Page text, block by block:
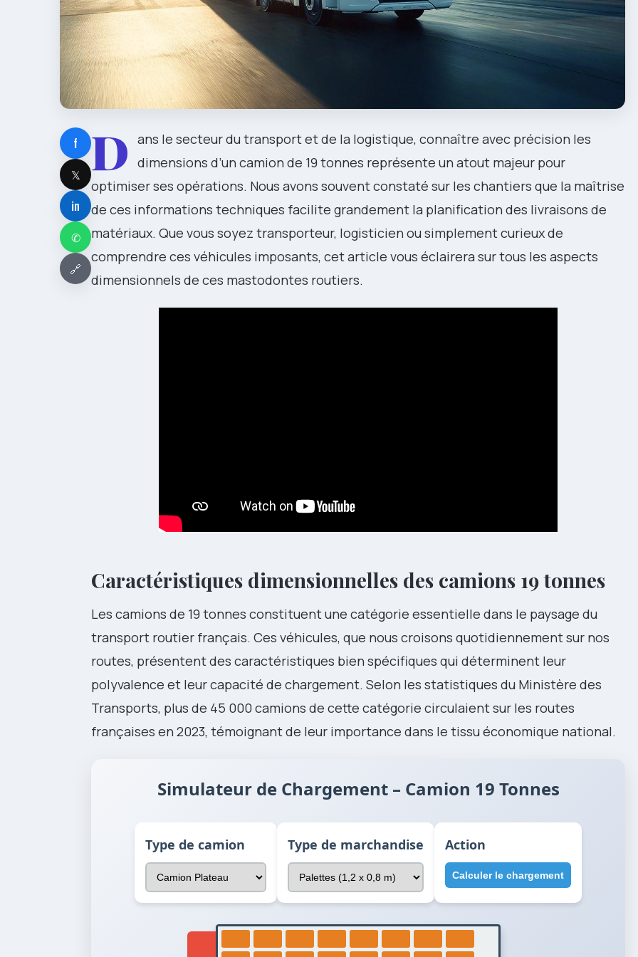
f
𝕏
in
✆
🔗
D ans le secteur du transport et de la logistique, connaître avec précision les
dimensions d’un camion de 19 tonnes représente un atout majeur pour
optimiser ses opérations. Nous avons souvent constaté sur les chantiers que la maîtrise
de ces informations techniques facilite grandement la planification des livraisons de
matériaux. Que vous soyez transporteur, logisticien ou simplement curieux de
comprendre ces véhicules imposants, cet article vous éclairera sur tous les aspects
dimensionnels de ces mastodontes routiers.
Caractéristiques dimensionnelles des camions 19 tonnes
Les camions de 19 tonnes constituent une catégorie essentielle dans le paysage du
transport routier français. Ces véhicules, que nous croisons quotidiennement sur nos
routes, présentent des caractéristiques bien spécifiques qui déterminent leur
polyvalence et leur capacité de chargement. Selon les statistiques du Ministère des
Transports, plus de 45 000 camions de cette catégorie circulaient sur les routes
françaises en 2023, témoignant de leur importance dans le tissu économique national.
Simulateur de Chargement – Camion 19 Tonnes
Type de camion Type de marchandise Action
Calculer le chargement